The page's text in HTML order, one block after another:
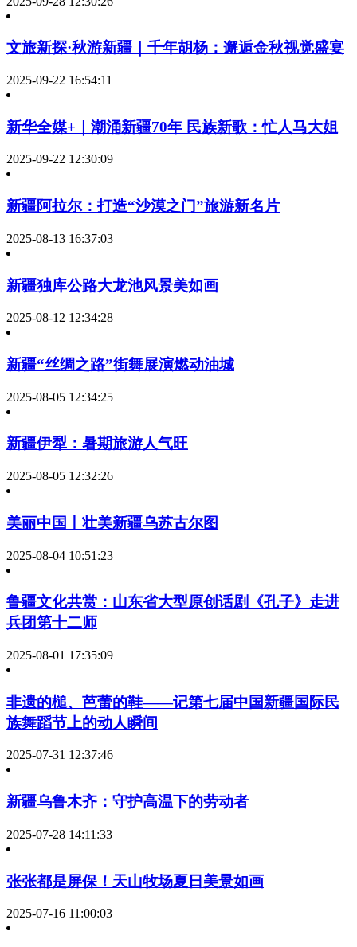
文旅新探·秋游新疆｜千年胡杨：邂逅金秋视觉盛宴
2025-09-22 16:54:11
新华全媒+｜潮涌新疆70年 民族新歌：忙人马大姐
2025-09-22 12:30:09
新疆阿拉尔：打造“沙漠之门”旅游新名片
2025-08-13 16:37:03
新疆独库公路大龙池风景美如画
2025-08-12 12:34:28
新疆“丝绸之路”街舞展演燃动油城
2025-08-05 12:34:25
新疆伊犁：暑期旅游人气旺
2025-08-05 12:32:26
美丽中国丨壮美新疆乌苏古尔图
2025-08-04 10:51:23
鲁疆文化共赏：山东省大型原创话剧《孔子》走进
兵团第十二师
2025-08-01 17:35:09
非遗的槌、芭蕾的鞋——记第七届中国新疆国际民
族舞蹈节上的动人瞬间
2025-07-31 12:37:46
新疆乌鲁木齐：守护高温下的劳动者
2025-07-28 14:11:33
张张都是屏保！天山牧场夏日美景如画
2025-07-16 11:00:03